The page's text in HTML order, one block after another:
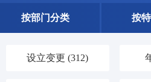
按部门分类 按
设立变更(312)